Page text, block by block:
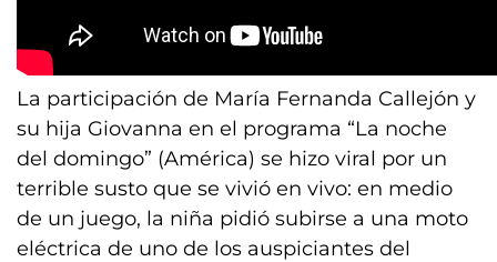
La participación de María Fernanda Callejón y
su hija Giovanna en el programa “La noche
del domingo” (América) se hizo viral por un
terrible susto que se vivió en vivo: en medio
de un juego, la niña pidió subirse a una moto
eléctrica de uno de los auspiciantes del